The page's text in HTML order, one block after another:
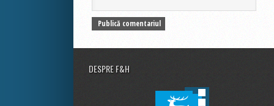
DESPRE F&H